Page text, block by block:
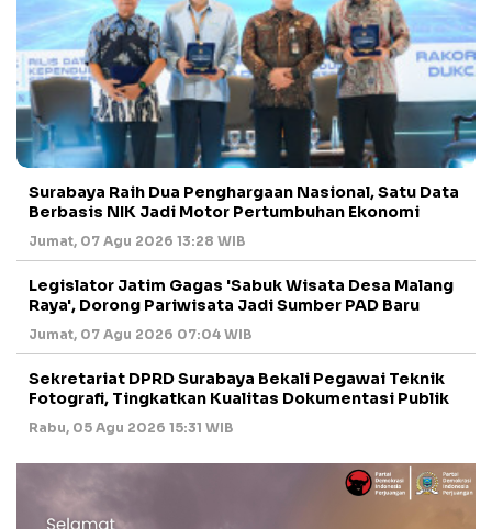
Surabaya Raih Dua Penghargaan Nasional, Satu Data
Berbasis NIK Jadi Motor Pertumbuhan Ekonomi
Jumat, 07 Agu 2026 13:28 WIB
Legislator Jatim Gagas 'Sabuk Wisata Desa Malang
Raya', Dorong Pariwisata Jadi Sumber PAD Baru
Jumat, 07 Agu 2026 07:04 WIB
Sekretariat DPRD Surabaya Bekali Pegawai Teknik
Fotografi, Tingkatkan Kualitas Dokumentasi Publik
Rabu, 05 Agu 2026 15:31 WIB